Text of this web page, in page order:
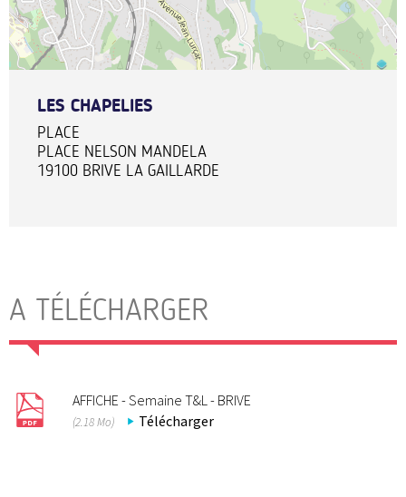
LES CHAPELIES
PLACE
PLACE NELSON MANDELA
19100 BRIVE LA GAILLARDE
A TÉLÉCHARGER
AFFICHE - Semaine T&L - BRIVE
(2.18 Mo) Télécharger